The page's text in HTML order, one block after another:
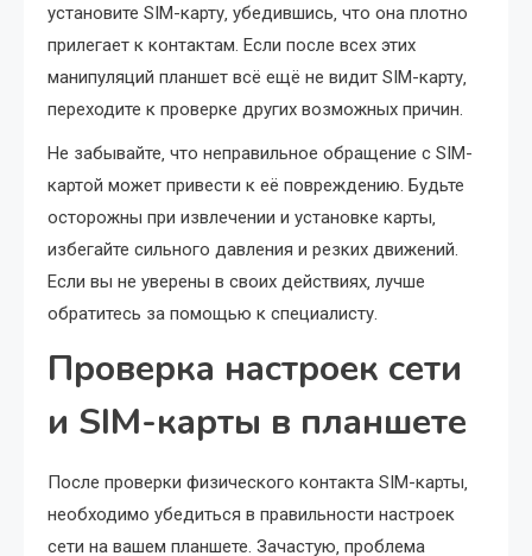
установите SIM-карту‚ убедившись‚ что она плотно
прилегает к контактам. Если после всех этих
манипуляций планшет всё ещё не видит SIM-карту‚
переходите к проверке других возможных причин.
Не забывайте‚ что неправильное обращение с SIM-
картой может привести к её повреждению. Будьте
осторожны при извлечении и установке карты‚
избегайте сильного давления и резких движений.
Если вы не уверены в своих действиях‚ лучше
обратитесь за помощью к специалисту.
Проверка настроек сети
и SIM-карты в планшете
После проверки физического контакта SIM-карты‚
необходимо убедиться в правильности настроек
сети на вашем планшете. Зачастую‚ проблема